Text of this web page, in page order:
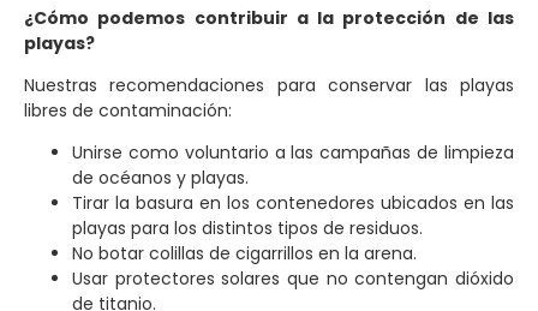
¿Cómo podemos contribuir a la protección de las
playas?
Nuestras recomendaciones para conservar las playas
libres de contaminación:
Unirse como voluntario a las campañas de limpieza
de océanos y playas.
Tirar la basura en los contenedores ubicados en las
playas para los distintos tipos de residuos.
No botar colillas de cigarrillos en la arena.
Usar protectores solares que no contengan dióxido
de titanio.